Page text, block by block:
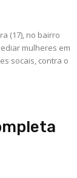
(17), no bairro
mulheres em